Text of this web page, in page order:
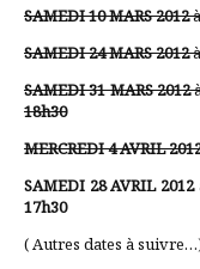
SAMEDI 10 MARS 2012
SAMEDI 24 MARS 2012
SAMEDI 31 MARS 2012
18h30
MERCREDI 4 AVRIL
SAMEDI 28 AVRIL 2012
17h30
( Autres dates à